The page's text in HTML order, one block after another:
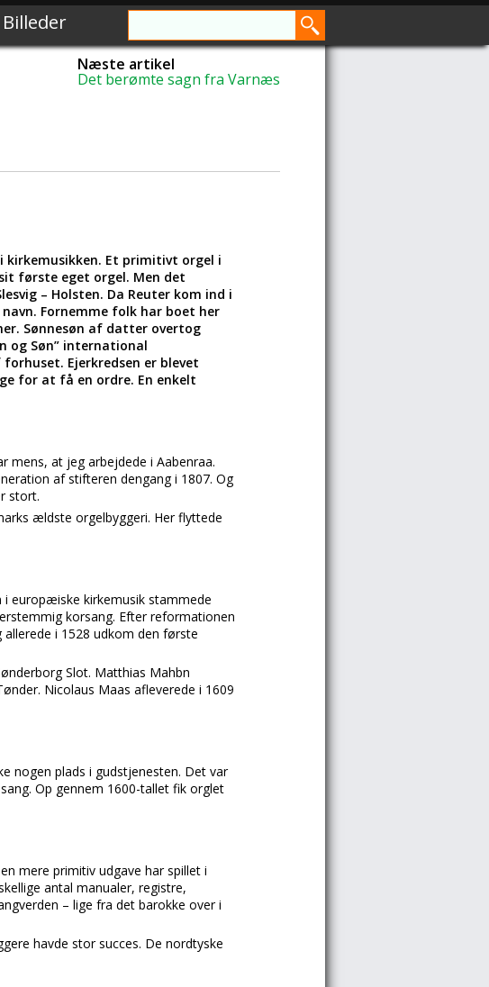
Billeder
Næste artikel
Det berømte sagn fra Varnæs
kirkemusikken. Et primitivt orgel i
første eget orgel. Men det
– Holsten. Da Reuter kom ind i
Fornemme folk har boet her
Sønnesøn af datter overtog
og Søn” international
Ejerkredsen er blevet
for at få en ordre. En enkelt
mens, at jeg arbejdede i Aabenraa.
af stifteren dengang i 1807. Og
stort.
ældste orgelbyggeri. Her flyttede
europæiske kirkemusik stammede
korsang. Efter reformationen
allerede i 1528 udkom den første
Slot. Matthias Mahbn
Nicolaus Maas afleverede i 1609
nogen plads i gudstjenesten. Det var
Op gennem 1600-tallet fik orglet
mere primitiv udgave har spillet i
antal manualer, registre,
– lige fra det barokke over i
havde stor succes. De nordtyske